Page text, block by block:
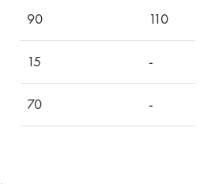
90 110
15 -
70 -